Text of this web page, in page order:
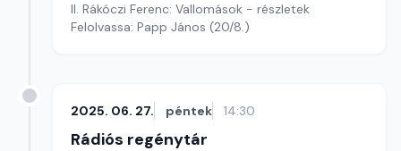
II. Rákóczi Ferenc: Vallomások - részletek
Felolvassa: Papp János (20/8.)
2025. 06. 27. péntek 14:30
Rádiós regénytár